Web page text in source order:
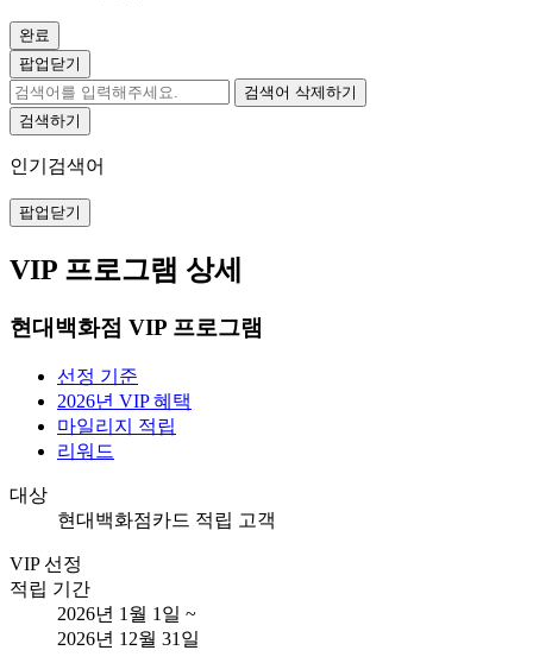
완료
팝업닫기
검색어 삭제하기
검색하기
인기검색어
팝업닫기
VIP 프로그램 상세
현대백화점 VIP 프로그램
선정 기준
2026년 VIP 혜택
마일리지 적립
리워드
대상
현대백화점카드 적립 고객
VIP 선정
적립 기간
2026년 1월 1일 ~
2026년 12월 31일